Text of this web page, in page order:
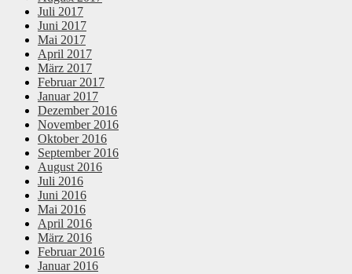
Juli 2017
Juni 2017
Mai 2017
April 2017
März 2017
Februar 2017
Januar 2017
Dezember 2016
November 2016
Oktober 2016
September 2016
August 2016
Juli 2016
Juni 2016
Mai 2016
April 2016
März 2016
Februar 2016
Januar 2016